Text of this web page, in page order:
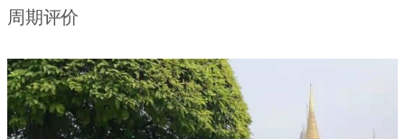
周期评价